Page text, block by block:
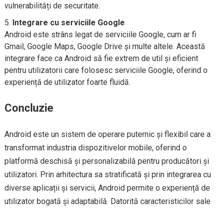
vulnerabilități de securitate.
Integrare cu serviciile Google
Android este strâns legat de serviciile Google, cum ar fi
Gmail, Google Maps, Google Drive și multe altele. Această
integrare face ca Android să fie extrem de util și eficient
pentru utilizatorii care folosesc serviciile Google, oferind o
experiență de utilizator foarte fluidă.
Concluzie
Android este un sistem de operare puternic și flexibil care a
transformat industria dispozitivelor mobile, oferind o
platformă deschisă și personalizabilă pentru producători și
utilizatori. Prin arhitectura sa stratificată și prin integrarea cu
diverse aplicații și servicii, Android permite o experiență de
utilizator bogată și adaptabilă. Datorită caracteristicilor sale